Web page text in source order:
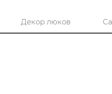
Декор люков